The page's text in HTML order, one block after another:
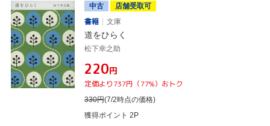
中古
店舗受取可
書籍
文庫
道をひらく
松下幸之助
¥220円
定価より737円（77%）おトク
330円(7/2時点の価格)
獲得ポイント 2P